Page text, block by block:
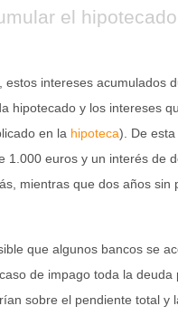
el
intereses acumulados
hipotecado y los intereses
en la hipoteca). De
euros y un interés de
mientras que dos años sin
que algunos bancos se
de impago toda la deuda
sobre el pendiente total y